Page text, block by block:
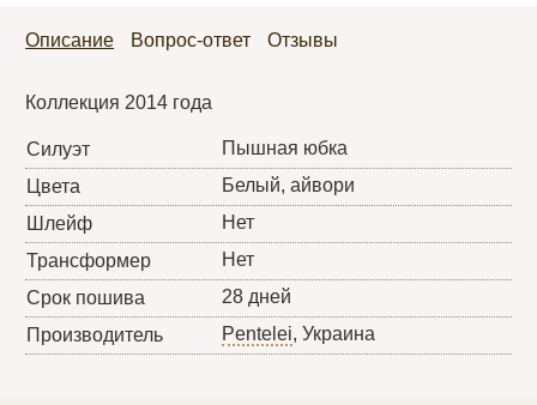
Описание Вопрос-ответ Отзывы
Коллекция 2014 года
Силуэт
Пышная юбка
Цвета
Белый, айвори
Шлейф
Нет
Трансформер
Нет
Срок пошива
28 дней
Производитель
Pentelei, Украина